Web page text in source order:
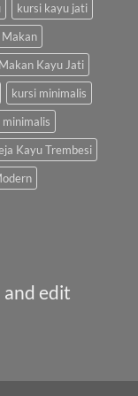
kursi kayu jati
Makan
Kayu Jati
kursi minimalis
Kayu Trembesi
and edit